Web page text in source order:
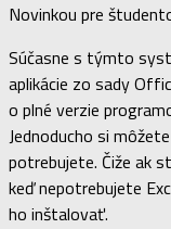
Novinkou pre
Súčasne s týmto
aplikácie zo sady
o plné verzie
Jednoducho si
potrebujete. Čiže ak
keď nepotrebujete
ho inštalovať.